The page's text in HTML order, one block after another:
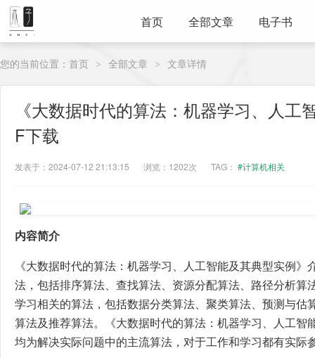
首页 全部文章 电子书
您的当前位置： 首页 > 全部文章 > 文章详情
《大数据时代的算法：机器学习、人工
F下载
发表于：2024-07-12 21:13:15 浏览：1202次 TAG： #计算机相关
内容简介
《大数据时代的算法：机器学习、人工智能及其典型实例
法，包括排序算法、查找算法、资源分配算法、路径分析算
学习相关的算法，包括数据分类算法、聚类算法、预测与估
算法及推荐算法。《大数据时代的算法：机器学习、人工智
均为解决实际问题中的主流算法，对于工作和学习都有实际